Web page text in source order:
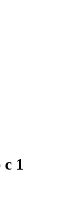
1